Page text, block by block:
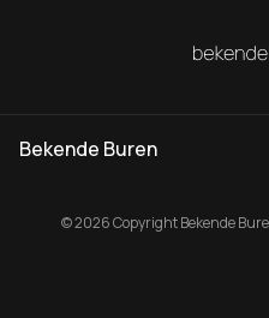
Bekende Buren
© 2026 Copyright Bekende